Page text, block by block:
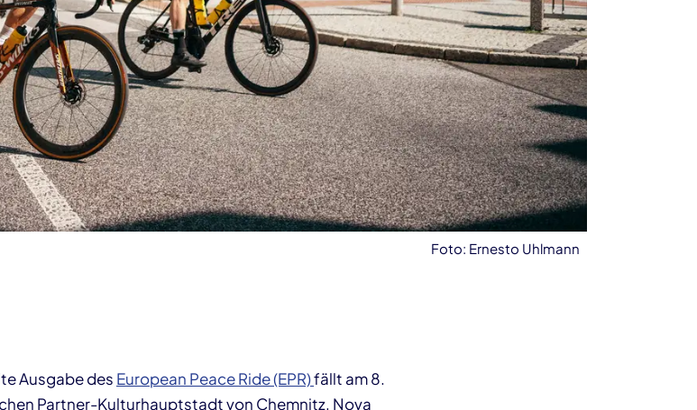
Foto: Ernesto Uhlmann
Ausgabe des European Peace Ride (EPR)fällt am 8.
Partner-Kulturhauptstadt von Chemnitz, Nova